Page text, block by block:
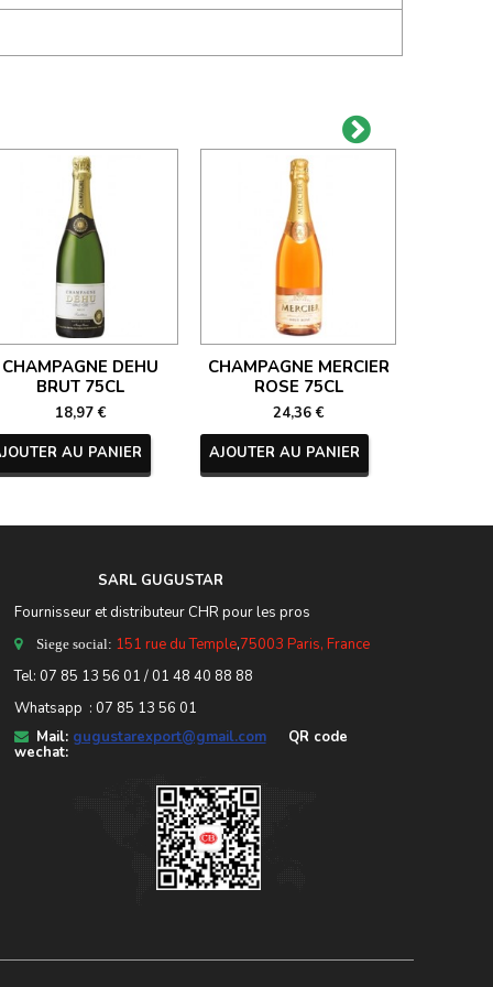
CHAMPAGNE DEHU
BRUT 75CL
18,97 €
AU PANIER
CHAMPAGNE MERCIER
ROSE 75CL
24,36 €
AJOUTER AU PANIER
SARL GUGUSTAR
Fournisseur et distributeur CHR pour les pros
Siege social: 151 rue du Temple,75003 Paris, France
Tel: 07 85 13 56 01 / 01 48 40 88 88
Whatsapp : 07 85 13 56 01
Mail: gugustarexport@gmail.comQR code
wechat: